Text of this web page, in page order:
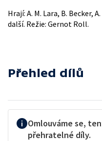
Hrají: A. M. Lara, B. Becker,
další. Režie: Gernot Roll.
Přehled dílů
Omlouváme se,
přehratelné díly.